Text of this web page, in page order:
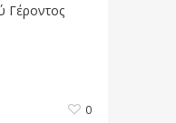
Γέροντος
0